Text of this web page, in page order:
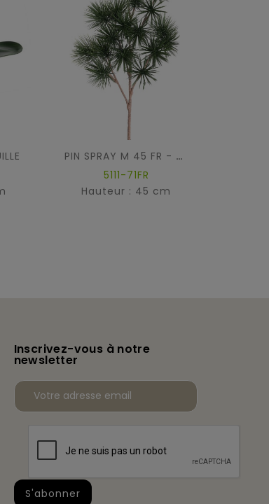
PIN SPRAY M 45 FR - Fire Resistant
5111-71FR
Hauteur : 45 cm
Inscrivez-vous à notre
newsletter